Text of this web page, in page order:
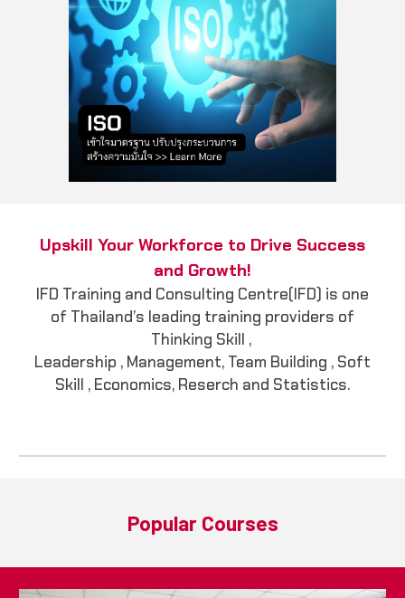
Upskill Your Workforce to Drive Success
and Growth!
IFD Training and Consulting Centre(IFD) is one
of Thailand’s leading training providers of
Thinking Skill ,
Leadership , Management, Team Building , Soft
Skill , Economics, Reserch and Statistics.
Popular Courses